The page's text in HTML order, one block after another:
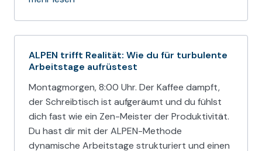
ALPEN trifft Realität: Wie du für turbulente
Arbeitstage aufrüstest
Montagmorgen, 8:00 Uhr. Der Kaffee dampft,
der Schreibtisch ist aufgeräumt und du fühlst
dich fast wie ein Zen-Meister der Produktivität.
Du hast dir mit der ALPEN-Methode
dynamische Arbeitstage strukturiert und einen